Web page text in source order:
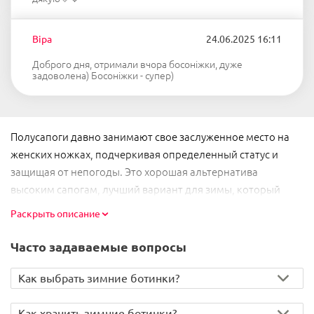
Віра 24.06.2025 16:11
Доброго дня, отримали вчора босоніжки, дуже
задоволена) Босоніжки - супер)
Полусапоги давно занимают свое заслуженное место на
женских ножках, подчеркивая определенный статус и
защищая от непогоды. Это хорошая альтернатива
высоким сапогам, лучший вариант для зимы, который
В общем, полусапожки женские можно по праву назвать
альтернативной обувью, которая подходит не только для
зимнего периода носки, но и для холодной осени и весны.
Раскрыть описание
Часто задаваемые вопросы
Как выбрать зимние ботинки?